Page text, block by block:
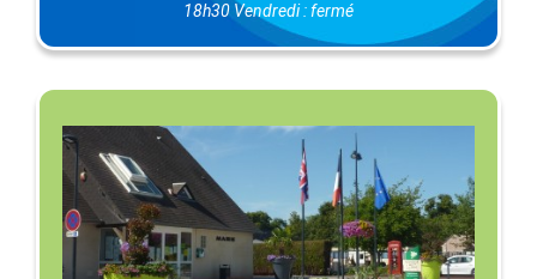
18h30 Vendredi : fermé